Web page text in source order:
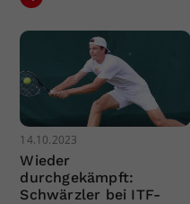
14.10.2023
Wieder
durchgekämpft:
Schwärzler bei ITF-